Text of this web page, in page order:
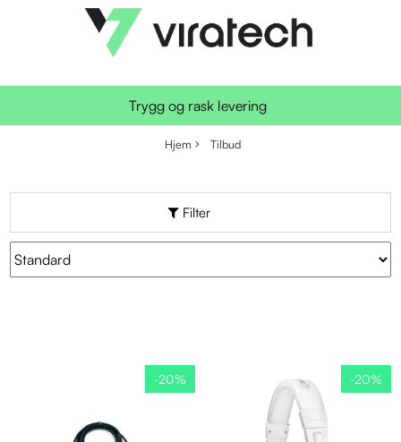
Trygg og rask levering
Hjem Tilbud
Filter
-20% -20%